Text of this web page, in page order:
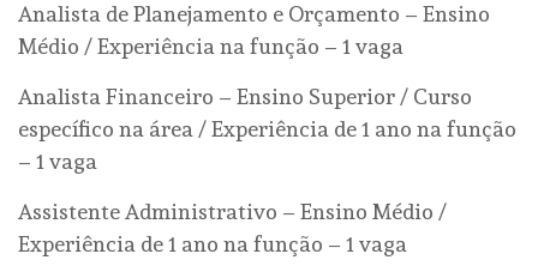
Analista de Planejamento e Orçamento – Ensino
Médio / Experiência na função – 1 vaga
Analista Financeiro – Ensino Superior / Curso
específico na área / Experiência de 1 ano na função
– 1 vaga
Assistente Administrativo – Ensino Médio /
Experiência de 1 ano na função – 1 vaga